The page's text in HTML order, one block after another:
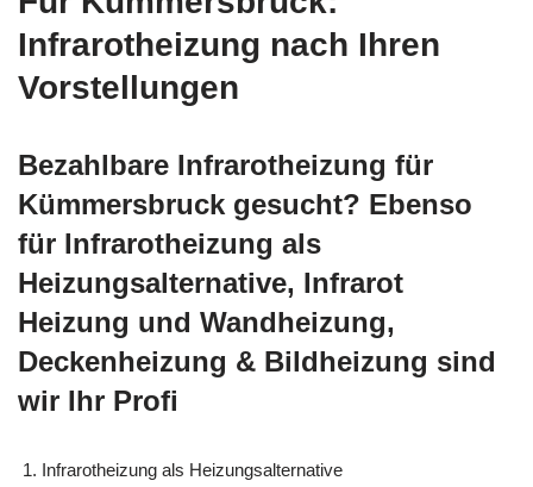
Infrarotheizung nach Ihren
Vorstellungen
Bezahlbare Infrarotheizung für
Kümmersbruck gesucht? Ebenso
für Infrarotheizung als
Heizungsalternative, Infrarot
Heizung und Wandheizung,
Deckenheizung & Bildheizung sind
wir Ihr Profi
Infrarotheizung als Heizungsalternative